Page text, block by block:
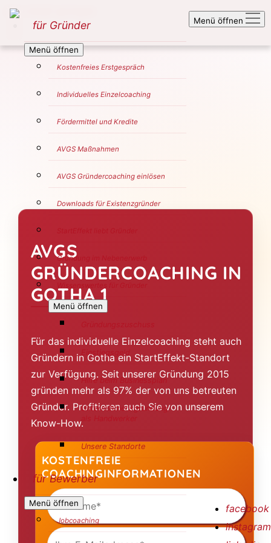
Zum Inhalt springen
für Gründer
Menü öffnen
Kostenfreies Erstgespräch
Individuelles Einzelcoaching
Fördermittel und Kredite
AVGS Maßnahmen
AVGS Gründercoaching einlösen
Downloads für Existenzgründer
Gründung im Nebenerwerb
Menü öffnen
Einstiegsgeld
Hilfe beim Businessplan
Unternehmensgründung
Unsere Standorte
für Bewerber
Menü öffnen
Jobcoaching
facebook
instagram
Menü öffnen
AVGS
GRÜNDERCOACHING IN
GOTHA 1
Für das individuelle Einzelcoaching steht auch
Gründern in Gotha ein StartEffekt-Standort
zur Verfügung. Seit unserer Gründung 2015
gründen mehr als 97% der von uns betreuten
Gründer. Profitieren auch Sie von unserem
Know-How.
KOSTENFREIE
COACHINGINFORMATIONEN
Ihr
Name
(Pflichtfeld)
Ihre
E-